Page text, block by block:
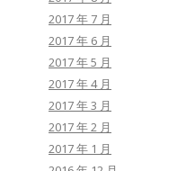
2017 年 7 月
2017 年 6 月
2017 年 5 月
2017 年 4 月
2017 年 3 月
2017 年 2 月
2017 年 1 月